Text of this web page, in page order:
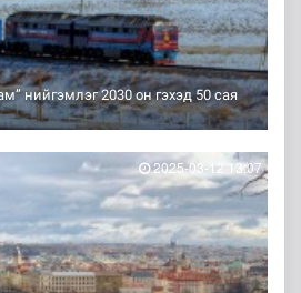
нийгэмлэг 2030 он гэхэд 50 сая
2025-03-12 13:07